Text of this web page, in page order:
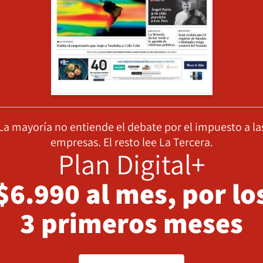
mayoría no entiende el debate por el impuesto a
empresas. El resto lee La Tercera.
Plan Digital+
al mes, por
3 primeros meses